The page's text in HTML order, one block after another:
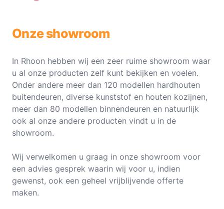
Onze showroom
In Rhoon hebben wij een zeer ruime showroom waar
u al onze producten zelf kunt bekijken en voelen.
Onder andere meer dan 120 modellen hardhouten
buitendeuren, diverse kunststof en houten kozijnen,
meer dan 80 modellen binnendeuren en natuurlijk
ook al onze andere producten vindt u in de
showroom.
Wij verwelkomen u graag in onze showroom voor
een advies gesprek waarin wij voor u, indien
gewenst, ook een geheel vrijblijvende offerte
maken.